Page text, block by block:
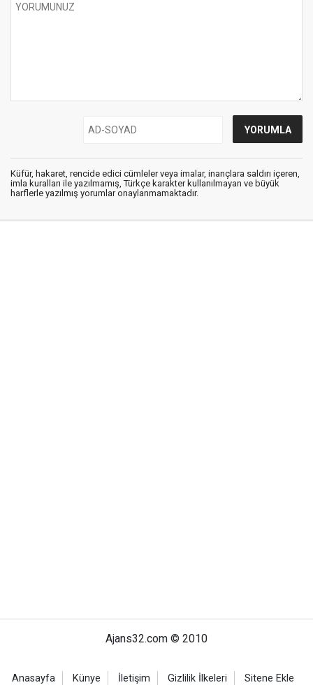
Küfür, hakaret, rencide edici cümleler veya imalar, inançlara saldırı içeren,
imla kuralları ile yazılmamış, Türkçe karakter kullanılmayan ve büyük
harflerle yazılmış yorumlar onaylanmamaktadır.
Ajans32.com © 2010
Anasayfa Künye İletişim Gizlilik İlkeleri Sitene Ekle